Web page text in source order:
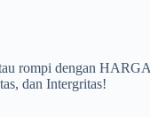
rompi dengan
dan Intergritas!